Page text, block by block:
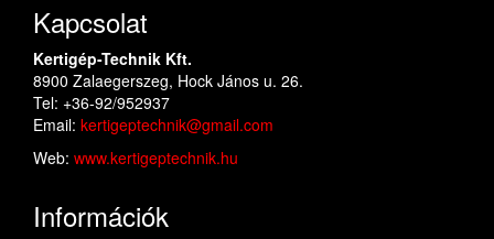
Kapcsolat
Kertigép-Technik Kft.
8900 Zalaegerszeg, Hock János u. 26.
Tel: +36-92/952937
Email: kertigeptechnik@gmail.com
Web: www.kertigeptechnik.hu
Információk